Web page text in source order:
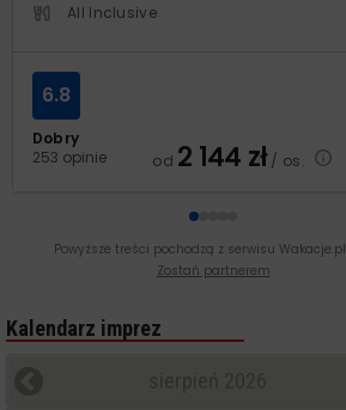
All Inclusive
Dobry
253 opinie
6.8
od 2 144 zł/ os.
Powyższe treści pochodzą z serwisu Wakacje.pl
Zostań partnerem
Kalendarz imprez